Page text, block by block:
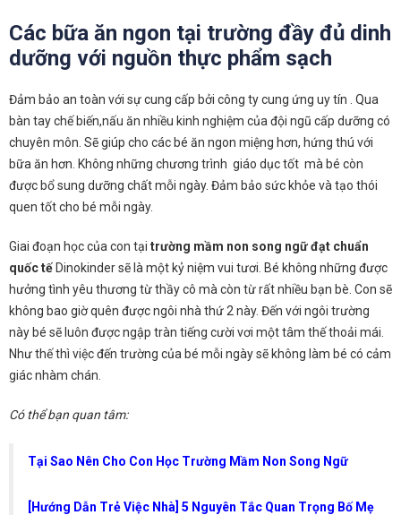
Các bữa ăn ngon tại trường đầy đủ dinh
dưỡng với nguồn thực phẩm sạch
Đảm bảo an toàn với sự cung cấp bởi công ty cung ứng uy tín . Qua
bàn tay chế biến,nấu ăn nhiều kinh nghiệm của đội ngũ cấp dưỡng có
chuyên môn. Sẽ giúp cho các bé ăn ngon miệng hơn, hứng thú với
bữa ăn hơn. Không những chương trình giáo dục tốt mà bé còn
được bổ sung dưỡng chất mỗi ngày. Đảm bảo sức khỏe và tạo thói
quen tốt cho bé mỗi ngày.
Giai đoạn học của con tại trường mầm non song ngữ đạt chuẩn
quốc tế Dinokinder sẽ là một kỷ niệm vui tươi. Bé không những được
hưởng tình yêu thương từ thầy cô mà còn từ rất nhiều bạn bè. Con sẽ
không bao giờ quên được ngôi nhà thứ 2 này. Đến với ngôi trường
này bé sẽ luôn được ngập tràn tiếng cười vơi một tâm thế thoải mái.
Như thế thì việc đến trường của bé mỗi ngày sẽ không làm bé có cảm
giác nhàm chán.
Có thể bạn quan tâm:
Tại Sao Nên Cho Con Học Trường Mầm Non Song Ngữ
[Hướng Dẫn Trẻ Việc Nhà] 5 Nguyên Tắc Quan Trọng Bố Mẹ